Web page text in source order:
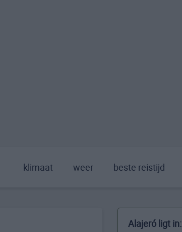
klimaat weer beste reistijd
Alajeró ligt in: